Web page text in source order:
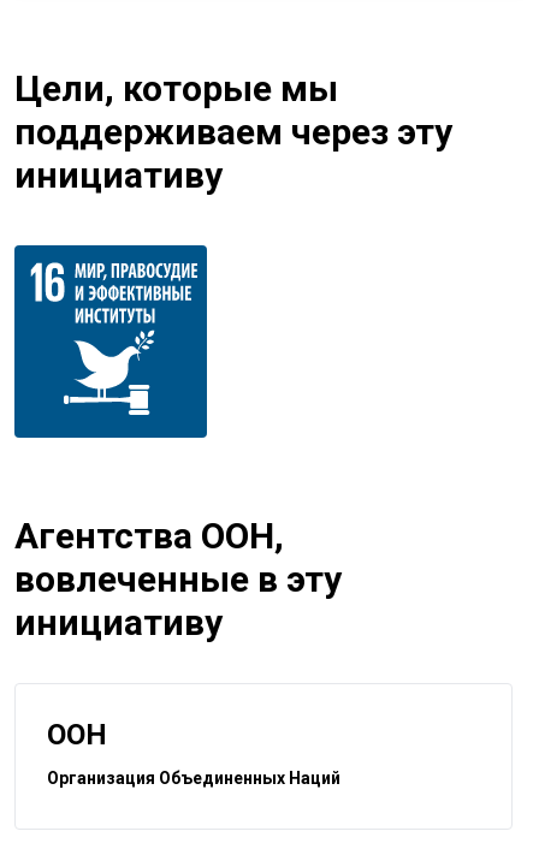
Цели, которые мы
поддерживаем через эту
инициативу
Агентства ООН,
вовлеченные в эту
инициативу
ООН
Организация Объединенных Наций